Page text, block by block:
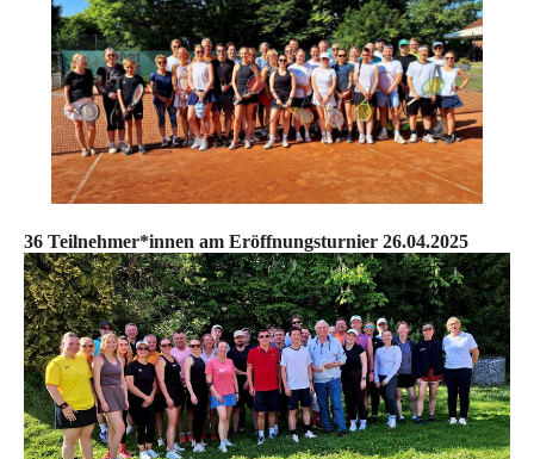
36 Teilnehmer*innen am Eröffnungsturnier 26.04.2025